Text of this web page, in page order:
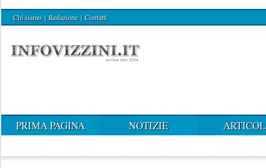
Chi siamo | Redazione | Contatti
PRIMA PAGINA NOTIZIE